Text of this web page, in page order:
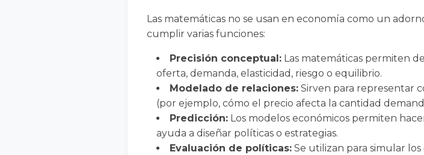
Las matemáticas no se usan en economía como un
cumplir varias funciones:
Precisión conceptual: Las matemáticas permiten
oferta, demanda, elasticidad, riesgo o equilibrio.
Modelado de relaciones: Sirven para representar
(por ejemplo, cómo el precio afecta la cantidad
Predicción: Los modelos económicos permiten
ayuda a diseñar políticas o estrategias.
Evaluación de políticas: Se utilizan para simular